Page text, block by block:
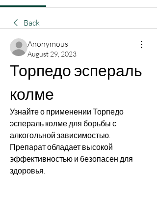
Back
Anonymous
August 29, 2023
Торпедо эспераль
колме
Узнайте о применении Торпедо
эспераль колме для борьбы с
алкогольной зависимостью.
Препарат обладает высокой
эффективностью и безопасен для
здоровья.